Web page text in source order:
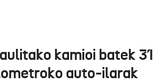
kamioi batek 31
auto-ilarak